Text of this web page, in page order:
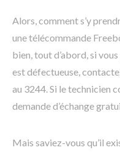
Alors, comment s’y
une télécommande
bien, tout d’abord, si
est défectueuse,
au 3244. Si le technicien
demande d’échange
Mais saviez-vous qu’il